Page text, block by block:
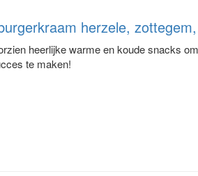
herzele,
heerlijke warme en koude snacks
te maken!